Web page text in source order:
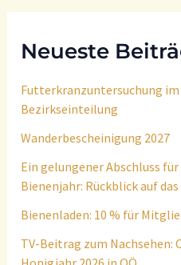
Neueste
Futterkranzuntersuchung im
Bezirkseinteilung
Wanderbescheinigung 2027
Ein gelungener Abschluss
Bienenjahr: Rückblick auf
Bienenladen: 10 % für
TV-Beitrag zum Nachsehen: